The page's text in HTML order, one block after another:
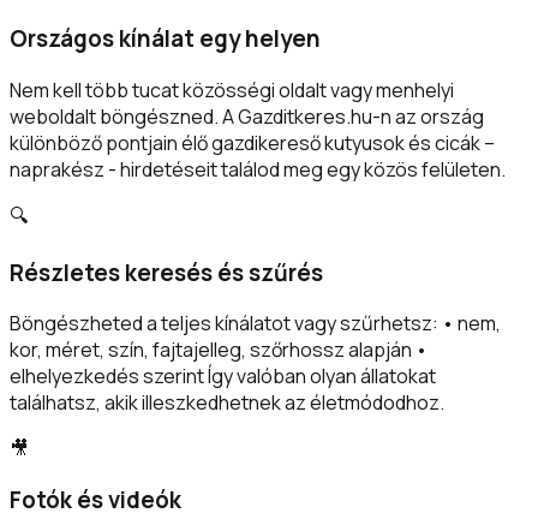
Országos kínálat egy helyen
Nem kell több tucat közösségi oldalt vagy menhelyi
weboldalt böngészned. A Gazditkeres.hu-n az ország
különböző pontjain élő gazdikereső kutyusok és cicák –
naprakész - hirdetéseit találod meg egy közös felületen.
🔍
Részletes keresés és szűrés
Böngészheted a teljes kínálatot vagy szűrhetsz: • nem,
kor, méret, szín, fajtajelleg, szőrhossz alapján •
elhelyezkedés szerint Így valóban olyan állatokat
találhatsz, akik illeszkedhetnek az életmódodhoz.
🎥
Fotók és videók